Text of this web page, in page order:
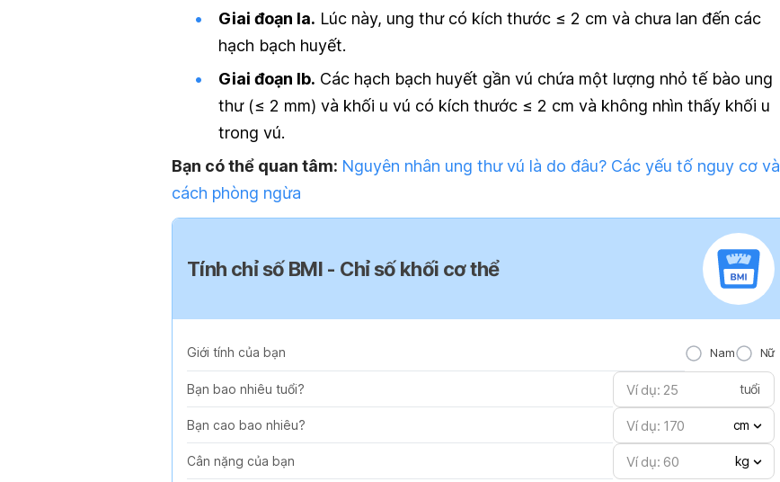
Giai đoạn Ia. Lúc này, ung thư có kích thước ≤ 2 cm và chưa lan đến các
hạch bạch huyết.
Giai đoạn Ib. Các hạch bạch huyết gần vú chứa một lượng nhỏ tế bào ung
thư (≤ 2 mm) và khối u vú có kích thước ≤ 2 cm và không nhìn thấy khối u
trong vú.
Bạn có thể quan tâm: Nguyên nhân ung thư vú là do đâu? Các yếu tố nguy cơ và
cách phòng ngừa
Tính chỉ số BMI - Chỉ số khối cơ thể
Giới tính của bạn Nam Nữ
Bạn bao nhiêu tuổi? tuổi
Bạn cao bao nhiêu? cm
Cân nặng của bạn
kg